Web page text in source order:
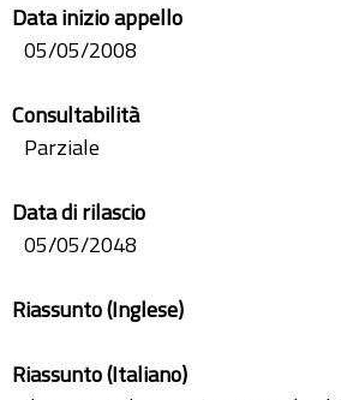
Data inizio appello
05/05/2008
Consultabilità
Parziale
Data di rilascio
05/05/2048
Riassunto (Inglese)
Riassunto (Italiano)